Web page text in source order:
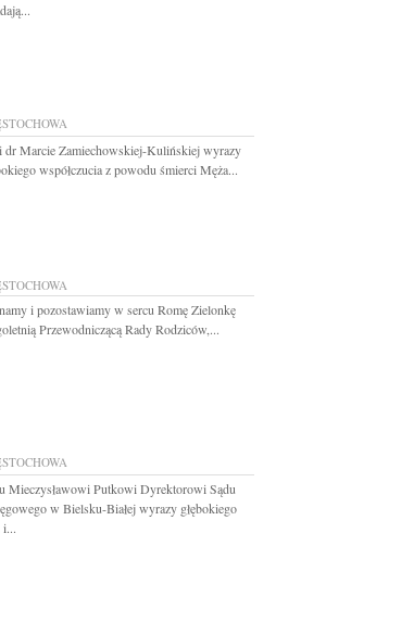
dr Marcie Zamiechowskiej-Kulińskiej wyrazy
współczucia z powodu śmierci Męża...
i pozostawiamy w sercu Romę Zielonkę
Przewodniczącą Rady Rodziców,...
Mieczysławowi Putkowi Dyrektorowi Sądu
w Bielsku-Białej wyrazy głębokiego
i...